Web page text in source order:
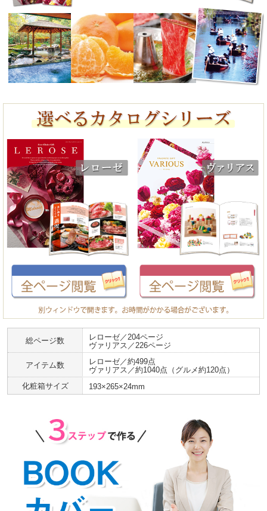
総ページ数
レローゼ／204ページ
ヴァリアス／226ページ
アイテム数
レローゼ／約499点
ヴァリアス／約1040点（グルメ約120点）
化粧箱サイズ
193×265×24mm